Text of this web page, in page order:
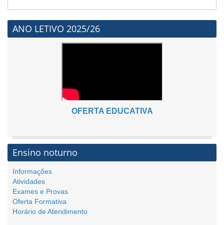
ANO LETIVO 2025/26
OFERTA EDUCATIVA
Ensino noturno
Informações
Atividades
Exames e Provas
Oferta Formativa
Horário de Atendimento